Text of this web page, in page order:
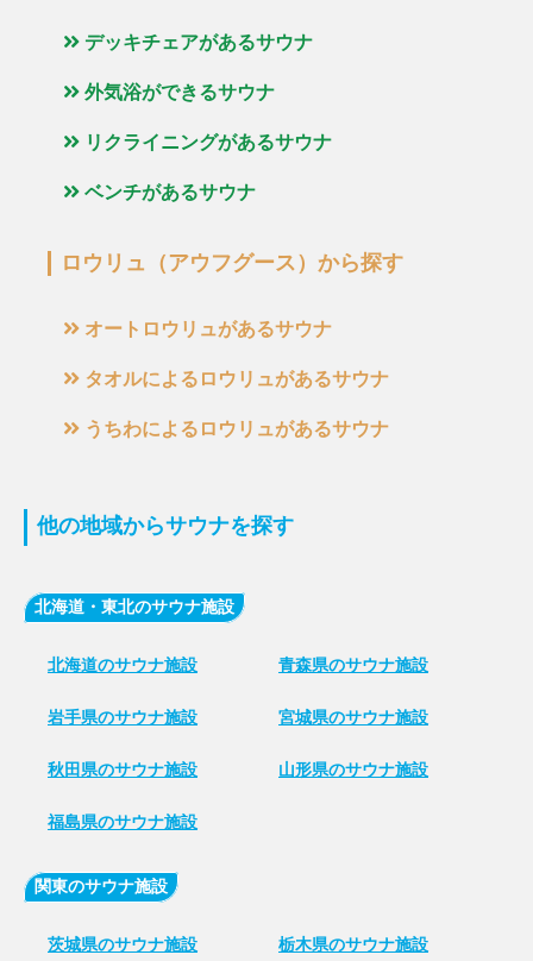
デッキチェアがあるサウナ
外気浴ができるサウナ
リクライニングがあるサウナ
ベンチがあるサウナ
ロウリュ（アウフグース）から探す
オートロウリュがあるサウナ
タオルによるロウリュがあるサウナ
うちわによるロウリュがあるサウナ
他の地域からサウナを探す
北海道・東北のサウナ施設
北海道のサウナ施設 青森県のサウナ施設
岩手県のサウナ施設 宮城県のサウナ施設
秋田県のサウナ施設 山形県のサウナ施設
福島県のサウナ施設
関東のサウナ施設
茨城県のサウナ施設 栃木県のサウナ施設